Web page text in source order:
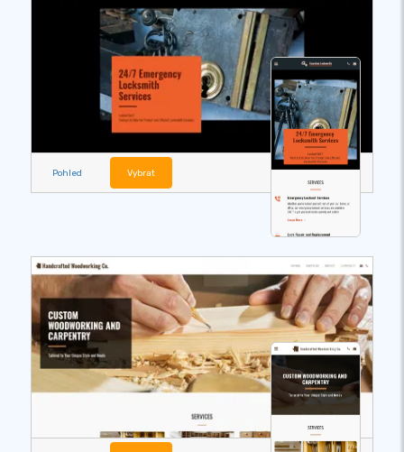
Pohled Vybrat